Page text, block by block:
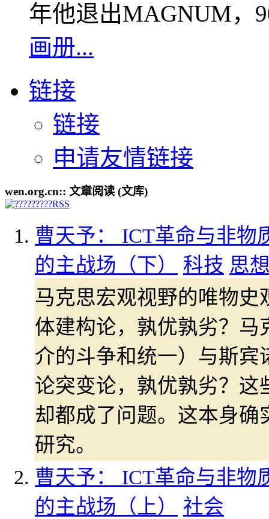
年他退出MAGNUM，
画册...
链接
链接
申请友情链接
wen.org.cn:: 文章阅读 (文库)
曹天予： ICT革命与非物
的主战场（下）
科技 思
马克思宏观视野的唯物
体建构论，孰优孰劣？
介的斗争和统一）与斯
论突变论，孰优孰劣？
却都成了问题。这本身
研究。
曹天予： ICT革命与非物
的主战场（上）
社会